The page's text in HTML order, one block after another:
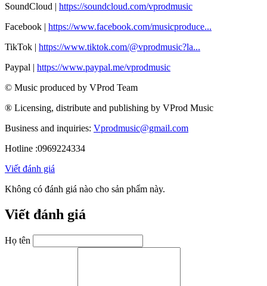
SoundCloud | https://soundcloud.com/vprodmusic
Facebook | https://www.facebook.com/musicproduce...
TikTok | https://www.tiktok.com/@vprodmusic?la...
Paypal | https://www.paypal.me/vprodmusic
© Music produced by VProd Team
® Licensing, distribute and publishing by VProd Music
Business and inquiries: Vprodmusic@gmail.com
Hotline :0969224334
Viết đánh giá
Không có đánh giá nào cho sản phẩm này.
Viết đánh giá
Họ tên